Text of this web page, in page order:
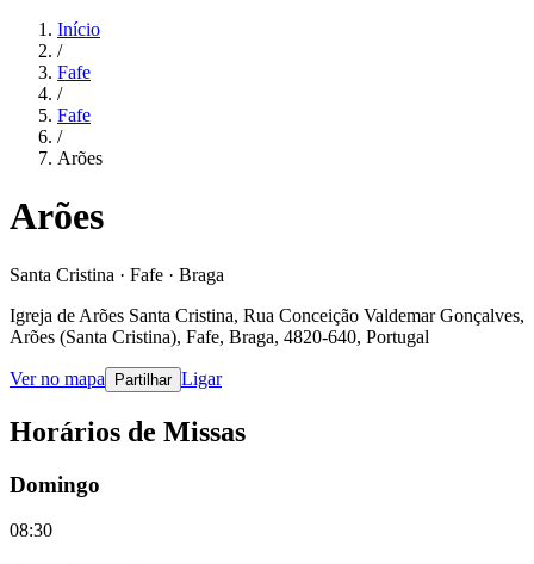
Início
/
Fafe
/
Fafe
/
Arões
Arões
Santa Cristina · Fafe · Braga
Igreja de Arões Santa Cristina, Rua Conceição Valdemar Gonçalves,
Arões (Santa Cristina), Fafe, Braga, 4820-640, Portugal
Ver no mapa Partilhar Ligar
Horários de Missas
Domingo
08:30